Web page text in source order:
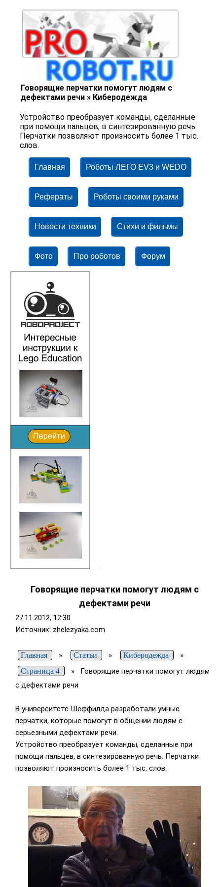
Говорящие перчатки помогут людям с
дефектами речи » Киберодежда
Устройство преобразует команды, сделанные
при помощи пальцев, в синтезированную речь.
Перчатки позволяют произносить более 1 тыс.
слов.
Главная Роботы ЛЕГО EV3 и WEDO
Рефераты Роботы своими руками
Новости техники Стихи и фильмы
Фото Про роботов Форум
Говорящие перчатки помогут людям с
дефектами речи
27.11.2012, 12:30
Источник: zhelezyaka.com
Главная » Статьи » Киберодежда »
Страница 4 » Говорящие перчатки помогут людям
с дефектами речи
В университете Шеффилда разработали умные
перчатки, которые помогут в общении людям с
серьезными дефектами речи.
Устройство преобразует команды, сделанные при
помощи пальцев, в синтезированную речь. Перчатки
позволяют произносить более 1 тыс. слов.